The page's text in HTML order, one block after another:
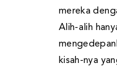
mereka
Alih-alih
kisah-nya